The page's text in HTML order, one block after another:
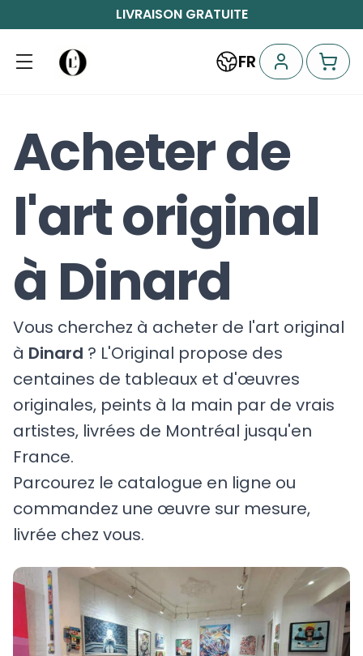
LIVRAISON GRATUITE
FR
Acheter de
l'art original
à Dinard
Vous cherchez à acheter de l'art original
à Dinard ? L'Original propose des
centaines de tableaux et d'œuvres
originales, peints à la main par de vrais
artistes, livrées de Montréal jusqu'en
France.
Parcourez le catalogue en ligne ou
commandez une œuvre sur mesure,
livrée chez vous.